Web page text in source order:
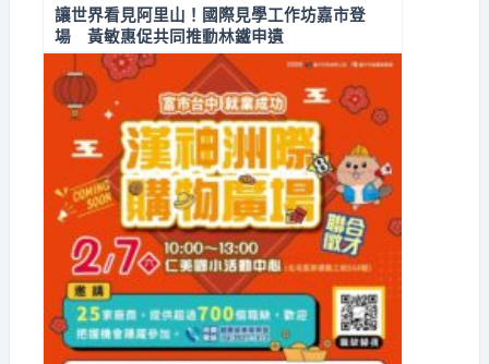
讓世界看見阿里山！國際見學工作坊嘉市登
場 黃敏惠促共同推動林鐵申遺